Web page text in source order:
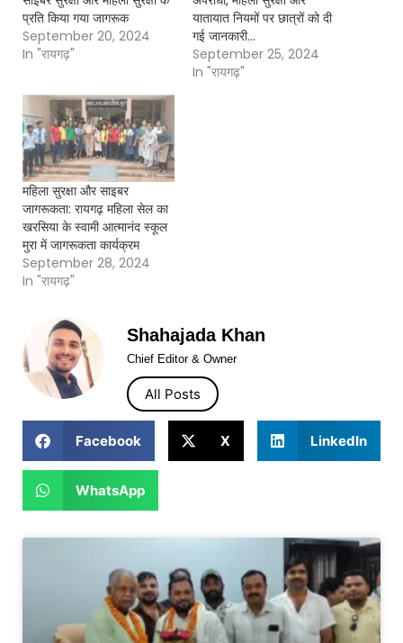
प्रति किया गया जागरूक
September 20, 2024
In "रायगढ़"
यातायात नियमों पर छात्रों को दी
गई जानकारी…
September 25, 2024
In "रायगढ़"
महिला सुरक्षा और साइबर
जागरूकता: रायगढ़ महिला सेल का
खरसिया के स्वामी आत्मानंद स्कूल
मुरा में जागरूकता कार्यक्रम
September 28, 2024
In "रायगढ़"
Shahajada Khan
Chief Editor & Owner
All Posts
Facebook X LinkedIn
WhatsApp